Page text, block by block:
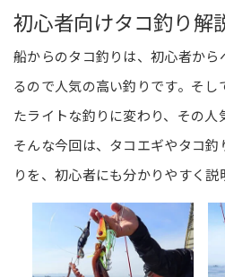
初心者向けタコ釣り解
船からのタコ釣りは、初心者か
るので人気の高い釣りです。そし
たライトな釣りに変わり、その
そんな今回は、タコエギやタコ
りを、初心者にも分かりやすく説